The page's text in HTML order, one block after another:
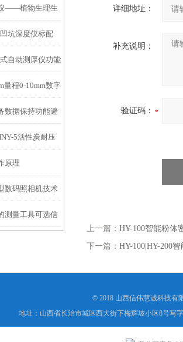
——植物生理生
坑深度仪标配
量程
自动测厚仪功能
量程0-10mm数字
数据保持功能避
动导致数据变动
5活性炭耐压
！
原理
数码照相机技术
测量工具可选信
详细地址：
补充说明：
验证码：
上一篇： HY-100智能粉体
下一篇： HY-100|HY-200
© 2018 山西信伟慧诚科技有
地址：山西省长治市城区西大街下梅辉坡小区8号写